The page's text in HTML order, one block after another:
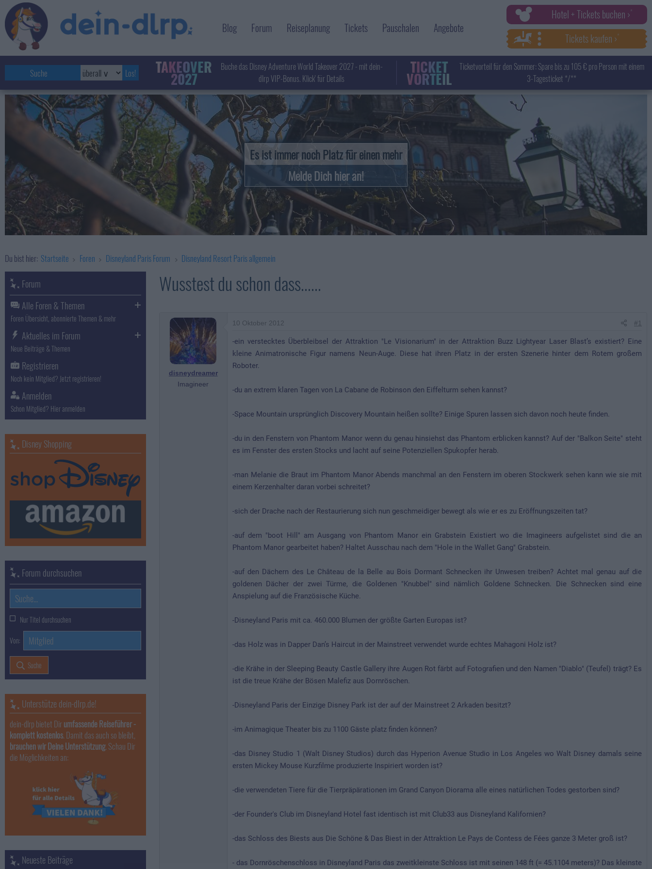
Blog Forum Reiseplanung Tickets Pauschalen Angebote
Hotel + Tickets buchen ›
Tickets kaufen ›
TAKEOVER
2027
Buche das Disney Adventure World Takeover 2027 - mit dein-
dlrp VIP-Bonus. Klick' für Details
TICKET
VORTEIL
Ticketvorteil für den Sommer: Spare bis zu 105 € pro Person mit einem
3-Tagesticket */**
Es ist immer noch Platz für einen mehr
Melde Dich hier an!
Du bist hier: Startseite Foren Disneyland Paris Forum Disneyland Resort Paris allgemein
Wusstest du schon dass......
disneydreamer
Imagineer
10 Oktober 2012 #1
-ein verstecktes Überbleibsel der Attraktion "Le Visionarium" in der Attraktion Buzz Lightyear Laser Blast’s existiert? Eine
kleine Animatronische Figur namens Neun-Auge. Diese hat ihren Platz in der ersten Szenerie hinter dem Rotem großem
Roboter.
-du an extrem klaren Tagen von La Cabane de Robinson den Eiffelturm sehen kannst?
-Space Mountain ursprünglich Discovery Mountain heißen sollte? Einige Spuren lassen sich davon noch heute finden.
-du in den Fenstern von Phantom Manor wenn du genau hinsiehst das Phantom erblicken kannst? Auf der "Balkon Seite" steht
es im Fenster des ersten Stocks und lacht auf seine Potenziellen Spukopfer herab.
-man Melanie die Braut im Phantom Manor Abends manchmal an den Fenstern im oberen Stockwerk sehen kann wie sie mit
einem Kerzenhalter daran vorbei schreitet?
-sich der Drache nach der Restaurierung sich nun geschmeidiger bewegt als wie er es zu Eröffnungszeiten tat?
-auf dem "boot Hill" am Ausgang von Phantom Manor ein Grabstein Existiert wo die Imagineers aufgelistet sind die an
Phantom Manor gearbeitet haben? Haltet Ausschau nach dem "Hole in the Wallet Gang" Grabstein.
-auf den Dächern des Le Château de la Belle au Bois Dormant Schnecken ihr Unwesen treiben? Achtet mal genau auf die
goldenen Dächer der zwei Türme, die Goldenen "Knubbel" sind nämlich Goldene Schnecken. Die Schnecken sind eine
Anspielung auf die Französische Küche.
-Disneyland Paris mit ca. 460.000 Blumen der größte Garten Europas ist?
-das Holz was in Dapper Dan’s Haircut in der Mainstreet verwendet wurde echtes Mahagoni Holz ist?
-die Krähe in der Sleeping Beauty Castle Gallery ihre Augen Rot färbt auf Fotografien und den Namen "Diablo" (Teufel) trägt? Es
ist die treue Krähe der Bösen Malefiz aus Dornröschen.
-Disneyland Paris der Einzige Disney Park ist der auf der Mainstreet 2 Arkaden besitzt?
-im Animagique Theater bis zu 1100 Gäste platz finden können?
-das Disney Studio 1 (Walt Disney Studios) durch das Hyperion Avenue Studio in Los Angeles wo Walt Disney damals seine
ersten Mickey Mouse Kurzfilme produzierte Inspiriert worden ist?
-die verwendeten Tiere für die Tierpräpärationen im Grand Canyon Diorama alle eines natürlichen Todes gestorben sind?
-der Founder's Club im Disneyland Hotel fast identisch ist mit Club33 aus Disneyland Kalifornien?
-das Schloss des Biests aus Die Schöne & Das Biest in der Attraktion Le Pays de Contess de Fées ganze 3 Meter groß ist?
- das Dornröschenschloss in Disneyland Paris das zweitkleinste Schloss ist mit seinen 148 ft (= 45.1104 meters)? Das kleinste
Forum
Alle Foren & Themen
Foren Übersicht, abonnierte Themen & mehr
Aktuelles im Forum
Neue Beiträge & Themen
Registrieren
Noch kein Mitglied? Jetzt registrieren!
Anmelden
Schon Mitglied? Hier anmelden
Disney Shopping
Forum durchsuchen
Nur Titel durchsuchen
Von:
Suche
Unterstütze dein-dlrp.de!
dein-dlrp bietet Dirumfassende Reiseführer -
komplett kostenlos. Damit das auch so bleibt,
brauchen wir Deine Unterstützung. Schau Dir
die Möglichkeiten an:
Neueste Beiträge